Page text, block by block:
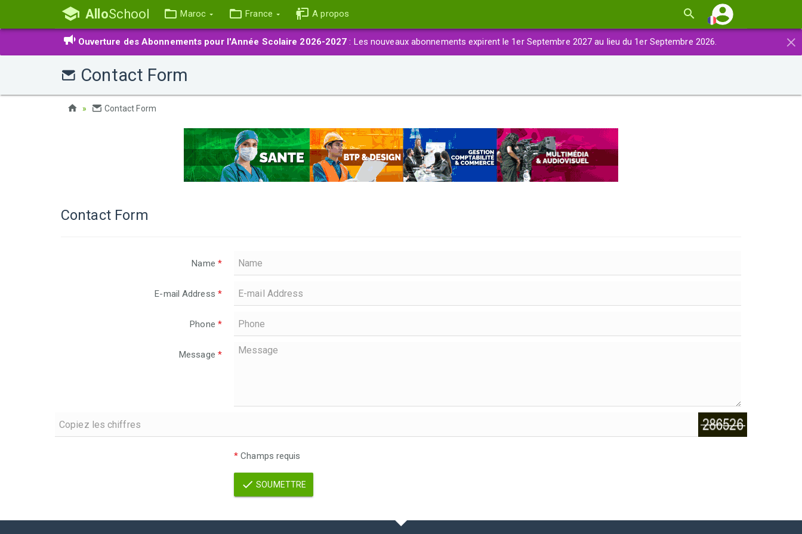
AlloSchool Maroc France A propos
×
Ouverture des Abonnements pour l'Année Scolaire 2026-2027 : Les nouveaux abonnements expirent le 1er Septembre 2027 au lieu du 1er Septembre 2026.
Contact Form
Contact Form
Contact Form
Name *
E-mail Address *
Phone *
Message *
* Champs requis
SOUMETTRE